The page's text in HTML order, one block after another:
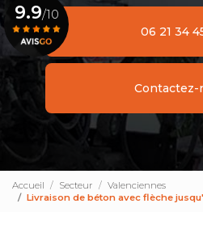
06 21 34
Contactez-
9.9/10
Voir le certificat
Accueil Secteur
Valenciennes
Livraison de béton avec flèche